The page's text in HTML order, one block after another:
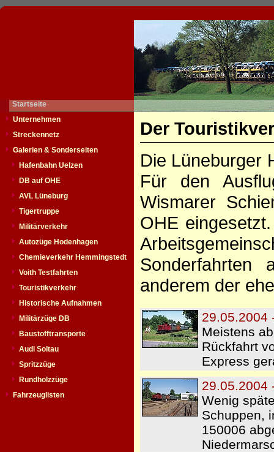
Startseite
Unternehmen
Streckennetz
Galerien & Sonderseiten
Hafenbahn Uelzen
DB auf OHE
AVL Lüneburg
Tigertruppe
Militärverkehr
Autozüge Hodenhagen
Chemieverkehr Hemmingstedt
Voith Testfahrten
Touristikverkehr
Historische Aufnahmen
Militärzüge DB
Baustofftransporte
Audi Soltau
Spritzzüge
Rundholzzüge
Fahrzeuglisten
Der
Die Lüneburger
Für den
Wismarer
OHE
anderem der
29.05.2004
Meistens
Rückfahrt
Express
29.05.2004
Wenig
Schuppen,
150006